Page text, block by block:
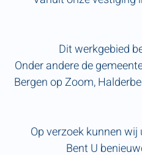
Dit werkgebied
Onder andere de
Bergen op Zoom,
Op verzoek kunnen
Bent U